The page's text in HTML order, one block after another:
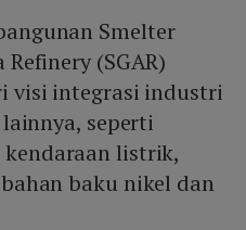
Smelter
(SGAR)
visi integrasi industri
seperti
listrik,
baku nikel dan